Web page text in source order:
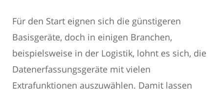
Für den Start eignen sich die günstigeren
Basisgeräte, doch in einigen Branchen,
beispielsweise in der Logistik, lohnt es sich, die
Datenerfassungsgeräte mit vielen
Extrafunktionen auszuwählen. Damit lassen